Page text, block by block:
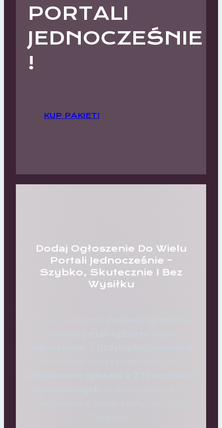
PORTALI
JEDNOCZEŚNIE
!
KUP PAKIET!
Dodaj Ogłoszenie Do Wielu
Portali Jednocześnie –
Szybko, Skutecznie I Bez
Wysiłku